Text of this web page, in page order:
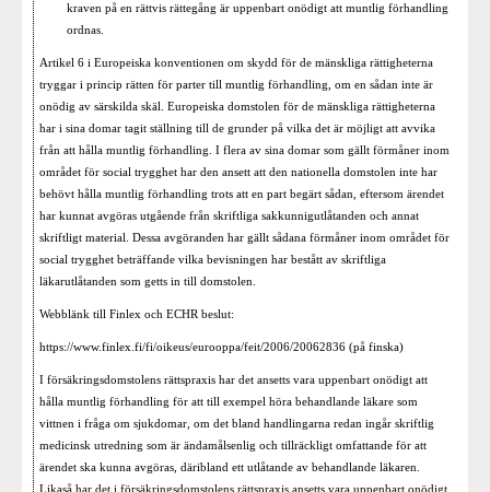
kraven på en rättvis rättegång är uppenbart onödigt att muntlig förhandling
ordnas.
Artikel 6 i Europeiska konventionen om skydd för de mänskliga rättigheterna
tryggar i princip rätten för parter till muntlig förhandling, om en sådan inte är
onödig av särskilda skäl. Europeiska domstolen för de mänskliga rättigheterna
har i sina domar tagit ställning till de grunder på vilka det är möjligt att avvika
från att hålla muntlig förhandling. I flera av sina domar som gällt förmåner inom
området för social trygghet har den ansett att den nationella domstolen inte har
behövt hålla muntlig förhandling trots att en part begärt sådan, eftersom ärendet
har kunnat avgöras utgående från skriftliga sakkunnigutlåtanden och annat
skriftligt material. Dessa avgöranden har gällt sådana förmåner inom området för
social trygghet beträffande vilka bevisningen har bestått av skriftliga
läkarutlåtanden som getts in till domstolen.
Webblänk till Finlex och ECHR beslut:
https://www.finlex.fi/fi/oikeus/eurooppa/feit/2006/20062836 (på finska)
I försäkringsdomstolens rättspraxis har det ansetts vara uppenbart onödigt att
hålla muntlig förhandling för att till exempel höra behandlande läkare som
vittnen i fråga om sjukdomar, om det bland handlingarna redan ingår skriftlig
medicinsk utredning som är ändamålsenlig och tillräckligt omfattande för att
ärendet ska kunna avgöras, däribland ett utlåtande av behandlande läkaren.
Likaså har det i försäkringsdomstolens rättspraxis ansetts vara uppenbart onödigt